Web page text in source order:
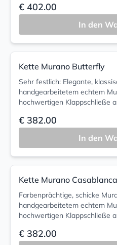
€ 402.00
In den
Kette Murano Butterfly
Sehr festlich: Elegante,
handgearbeitetem echtem
hochwertigen Klappschließe
€ 382.00
In den
Kette Murano Casablanca
Farbenprächtige, schicke
handgearbeitetem echtem
hochwertigen Klappschließe
€ 382.00